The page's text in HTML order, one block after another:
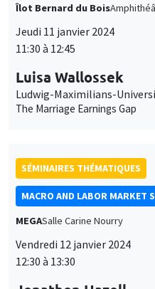
Îlot Bernard du Bois
Jeudi 11 janvier 2024
11:30 à 12:45
Luisa Wallossek
Ludwig-Maximilians-
The Marriage Earnings Gap
SÉMINAIRES THÉMATIQUES
MACRO AND LABOR MARKET
MEGASalle Carine Nourry
Vendredi 12 janvier 2024
12:30 à 13:30